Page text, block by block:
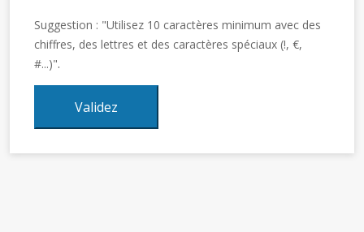
Suggestion : "Utilisez 10 caractères minimum avec des
chiffres, des lettres et des caractères spéciaux (!, €,
#...)".
Validez